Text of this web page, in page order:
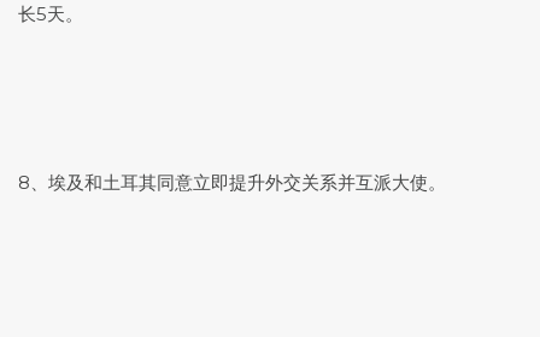
长5天。
8、埃及和土耳其同意立即提升外交关系并互派大使。